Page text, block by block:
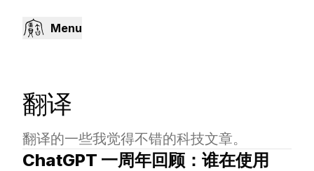
Menu
翻译
翻译的一些我觉得不错的科技文章。
ChatGPT 一周年回顾：谁在使用
View Article